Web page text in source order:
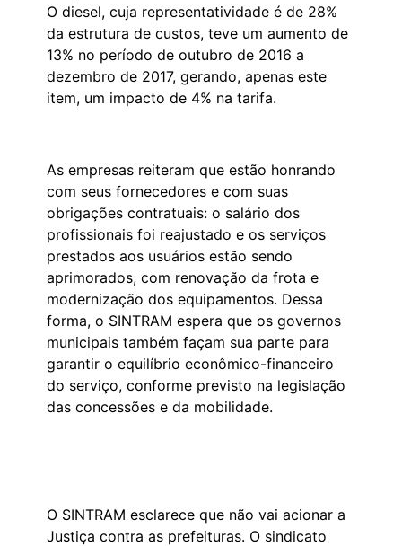
O diesel, cuja representatividade é de 28%
da estrutura de custos, teve um aumento de
13% no período de outubro de 2016 a
dezembro de 2017, gerando, apenas este
item, um impacto de 4% na tarifa.
As empresas reiteram que estão honrando
com seus fornecedores e com suas
obrigações contratuais: o salário dos
profissionais foi reajustado e os serviços
prestados aos usuários estão sendo
aprimorados, com renovação da frota e
modernização dos equipamentos. Dessa
forma, o SINTRAM espera que os governos
municipais também façam sua parte para
garantir o equilíbrio econômico-financeiro
do serviço, conforme previsto na legislação
das concessões e da mobilidade.
O SINTRAM esclarece que não vai acionar a
Justiça contra as prefeituras. O sindicato